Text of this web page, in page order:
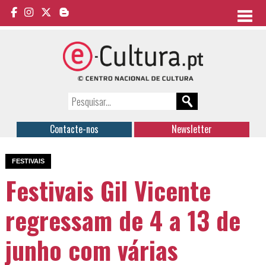
Contacte-nos Newsletter
FESTIVAIS
Festivais Gil Vicente
regressam de 4 a 13 de
junho com várias